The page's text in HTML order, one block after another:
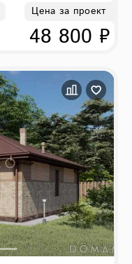
Цена за проект
48 800 ₽